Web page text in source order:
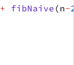
+ fibNaive(n-